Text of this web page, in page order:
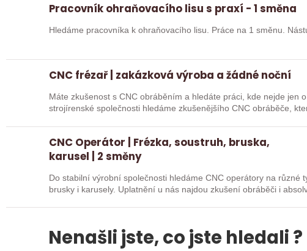
Pracovník ohraňovacího lisu s praxí - 1 směna
Hledáme pracovníka k ohraňovacího lisu. Práce na 1 směnu.
CNC frézař | zakázková výroba a žádné noční
Máte zkušenost s CNC obráběním a hledáte práci, kde nejde jen o
strojírenské společnosti hledáme zkušenějšího CNC obráběče,
CNC Operátor | Frézka, soustruh, bruska,
karusel | 2 směny
Do stabilní výrobní společnosti hledáme CNC operátory na různé
brusky i karusely. Uplatnění u nás najdou zkušení obráběči i
Nenašli jste, co jste hledali ?